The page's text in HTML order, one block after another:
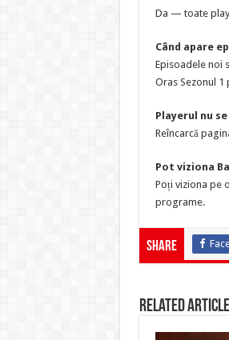
Da — toate
Când apare
Episoadele noi
Oras Sezonul 1
Playerul nu
Reîncarcă
Pot viziona
Poți viziona pe
programe.
Share
Related